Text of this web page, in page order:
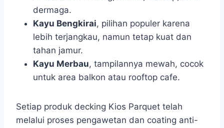
dermaga.
Kayu Bengkirai, pilihan populer karena
lebih terjangkau, namun tetap kuat dan
tahan jamur.
Kayu Merbau, tampilannya mewah, cocok
untuk area balkon atau rooftop cafe.
Setiap produk decking Kios Parquet telah
melalui proses pengawetan dan coating anti-